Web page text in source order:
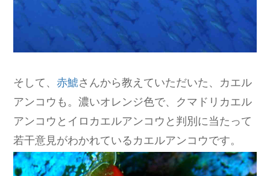
そして、赤鯱さんから教えていただいた、カエル
アンコウも。濃いオレンジ色で、クマドリカエル
アンコウとイロカエルアンコウと判別に当たって
若干意見がわかれているカエルアンコウです。